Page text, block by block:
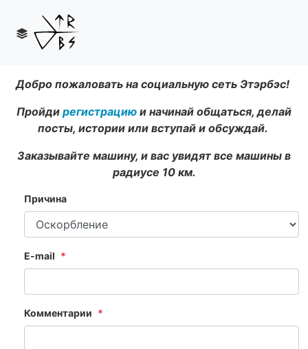
Добро пожаловать на социальную сеть Этэрбэс!
Пройди регистрацию и начинай общаться, делай
посты, истории или вступай и обсуждай.
Заказывайте машину, и вас увидят все машины в
радиусе 10 км.
Причина
E-mail
Комментарии